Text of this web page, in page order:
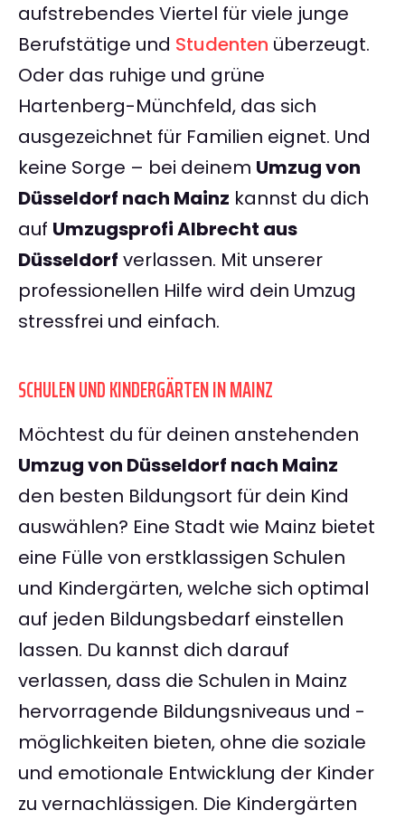
aufstrebendes Viertel für viele junge
Berufstätige und Studenten überzeugt.
Oder das ruhige und grüne
Hartenberg-Münchfeld, das sich
ausgezeichnet für Familien eignet. Und
keine Sorge – bei deinem Umzug von
Düsseldorf nach Mainz kannst du dich
auf Umzugsprofi Albrecht aus
Düsseldorf verlassen. Mit unserer
professionellen Hilfe wird dein Umzug
stressfrei und einfach.
SCHULEN UND KINDERGÄRTEN IN MAINZ
Möchtest du für deinen anstehenden
Umzug von Düsseldorf nach Mainz
den besten Bildungsort für dein Kind
auswählen? Eine Stadt wie Mainz bietet
eine Fülle von erstklassigen Schulen
und Kindergärten, welche sich optimal
auf jeden Bildungsbedarf einstellen
lassen. Du kannst dich darauf
verlassen, dass die Schulen in Mainz
hervorragende Bildungsniveaus und -
möglichkeiten bieten, ohne die soziale
und emotionale Entwicklung der Kinder
zu vernachlässigen. Die Kindergärten